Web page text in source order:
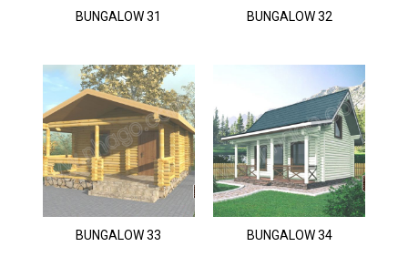
BUNGALOW 31 BUNGALOW 32
BUNGALOW 33 BUNGALOW 34